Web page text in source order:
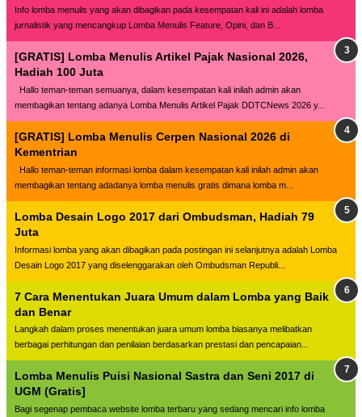
Info lomba menulis yang akan dibagikan pada kesempatan kali ini adalah lomba
jurnalistik yang mencangkup Lomba Menulis Feature, Opini, dan B...
[GRATIS] Lomba Menulis Artikel Pajak Nasional 2026,
Hadiah 100 Juta
Hallo teman-teman semuanya, dalam kesempatan kali inilah admin akan
membagikan tentang adanya Lomba Menulis Artikel Pajak DDTCNews 2026 y...
[GRATIS] Lomba Menulis Cerpen Nasional 2026 di
Kementrian
Hallo teman-teman informasi lomba dalam kesempatan kali inilah admin akan
membagikan tentang adadanya lomba menulis gratis dimana lomba m...
Lomba Desain Logo 2017 dari Ombudsman, Hadiah 79
Juta
Informasi lomba yang akan dibagikan pada postingan ini selanjutnya adalah Lomba
Desain Logo 2017 yang diselenggarakan oleh Ombudsman Republi...
7 Cara Menentukan Juara Umum dalam Lomba yang Baik
dan Benar
Langkah dalam proses menentukan juara umum lomba biasanya melibatkan
berbagai perhitungan dan penilaian berdasarkan prestasi dan pencapaian...
Lomba Menulis Puisi Nasional Sastra dan Seni 2017 di
UGM (Gratis]
Bagi segenap pembaca website lomba terbaru yang sedang mencari info lomba